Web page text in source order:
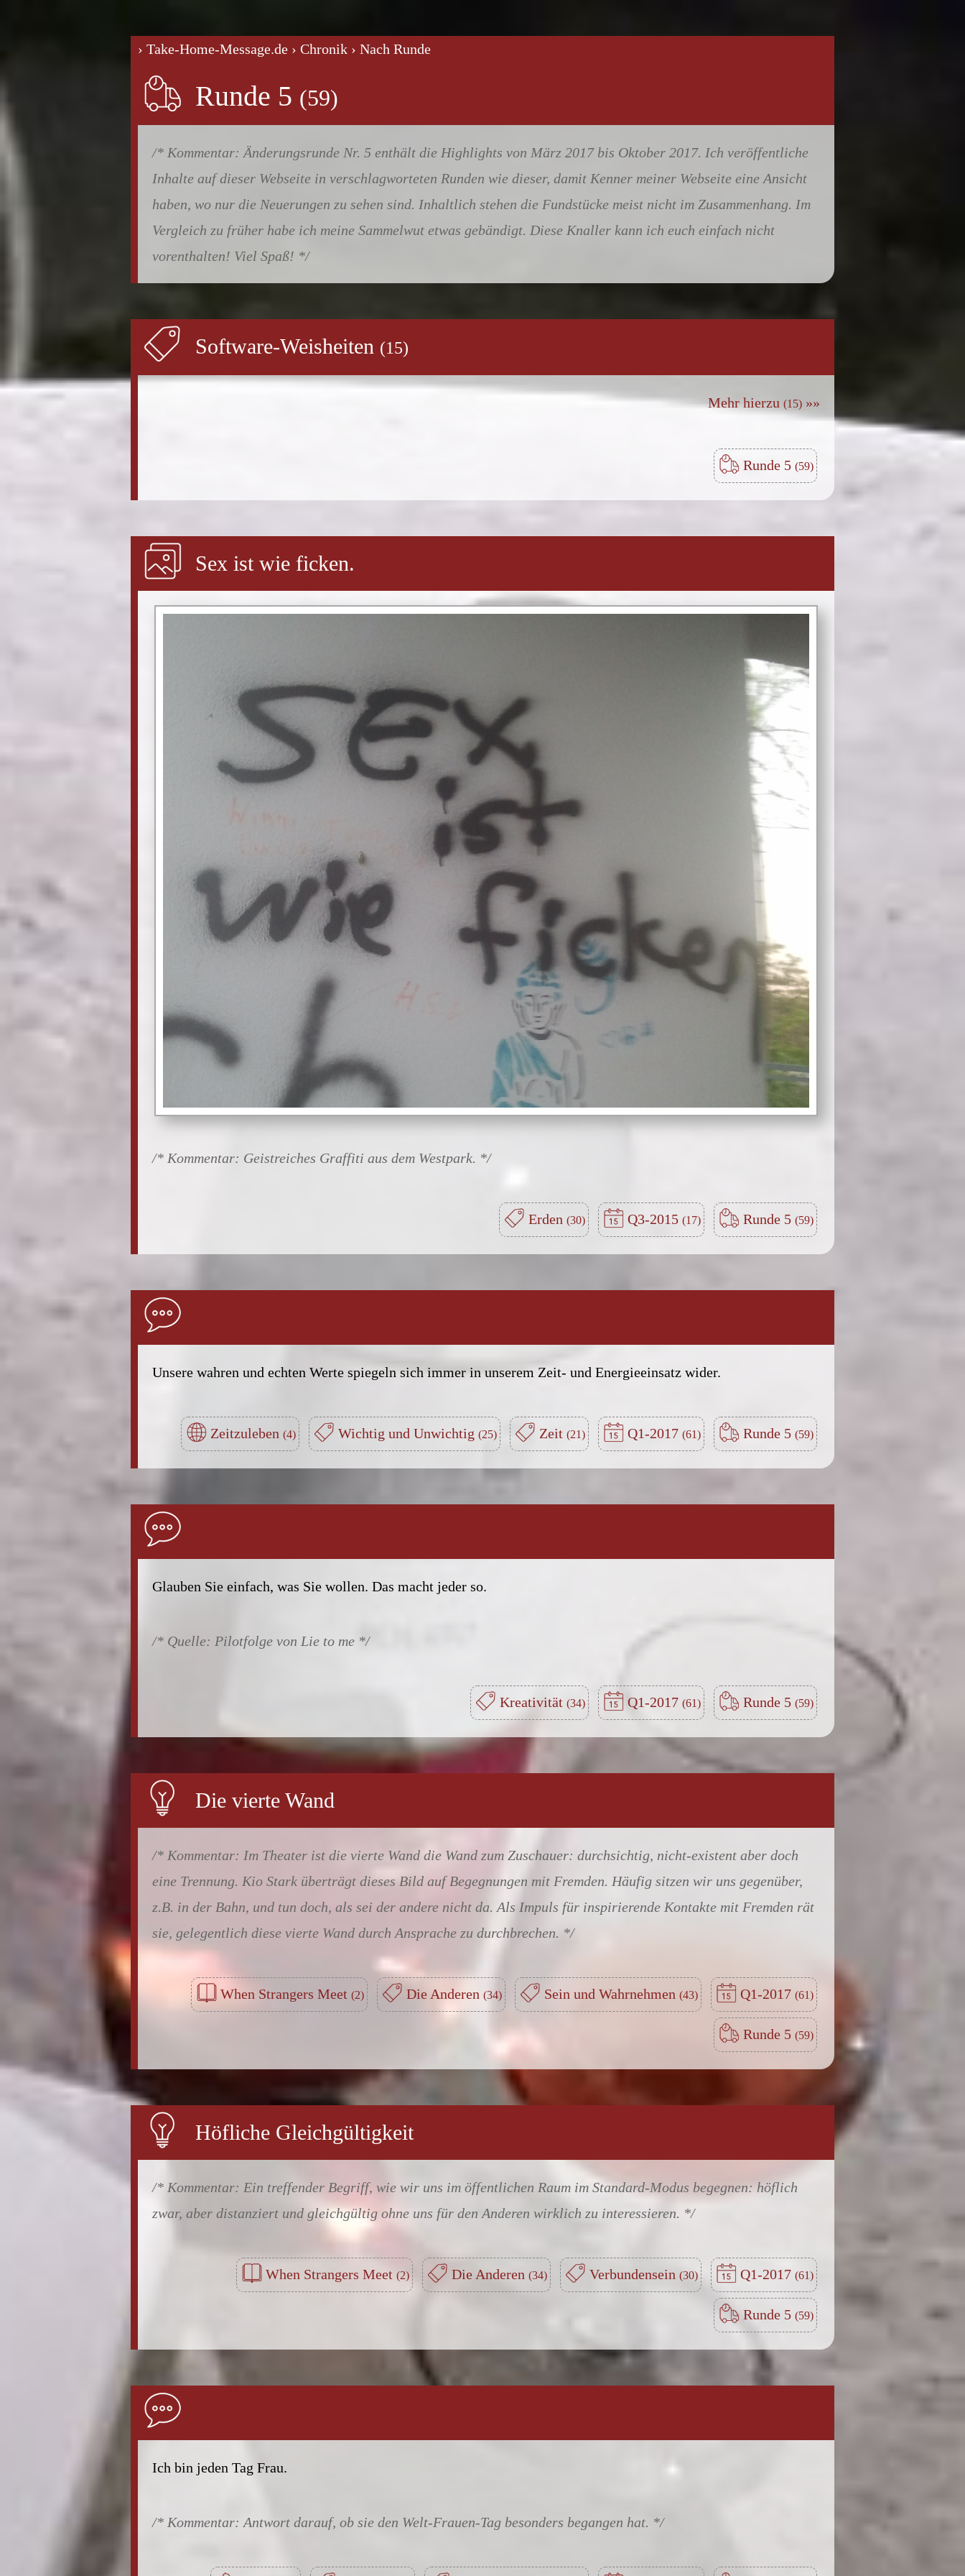
› Take-Home-Message.de › Chronik › Nach Runde
Runde 5
Änderungsrunde Nr. 5 enthält die Highlights von März 2017 bis Oktober 2017. Ich veröffentliche
Inhalte auf dieser Webseite in verschlagworteten Runden wie dieser, damit Kenner meiner Webseite eine Ansicht
haben, wo nur die Neuerungen zu sehen sind. Inhaltlich stehen die Fundstücke meist nicht im Zusammenhang. Im
Vergleich zu früher habe ich meine Sammelwut etwas gebändigt. Diese Knaller kann ich euch einfach nicht
vorenthalten! Viel Spaß!
Software-Weisheiten
Mehr hierzu »»
Runde 5
Sex ist wie ficken.
Geistreiches Graffiti aus dem Westpark.
Erden Q3-2015 Runde 5
Unsere wahren und echten Werte spiegeln sich immer in unserem Zeit- und Energieeinsatz wider.
Zeitzuleben Wichtig und Unwichtig Zeit Q1-2017 Runde 5
Glauben Sie einfach, was Sie wollen. Das macht jeder so.
Pilotfolge von Lie to me
Kreativität Q1-2017 Runde 5
Die vierte Wand
Im Theater ist die vierte Wand die Wand zum Zuschauer: durchsichtig, nicht-existent aber doch
eine Trennung. Kio Stark überträgt dieses Bild auf Begegnungen mit Fremden. Häufig sitzen wir uns gegenüber,
z.B. in der Bahn, und tun doch, als sei der andere nicht da. Als Impuls für inspirierende Kontakte mit Fremden rät
sie, gelegentlich diese vierte Wand durch Ansprache zu durchbrechen.
When Strangers Meet Die Anderen Sein und Wahrnehmen Q1-2017
Runde 5
Höfliche Gleichgültigkeit
Ein treffender Begriff, wie wir uns im öffentlichen Raum im Standard-Modus begegnen: höflich
zwar, aber distanziert und gleichgültig ohne uns für den Anderen wirklich zu interessieren.
When Strangers Meet Die Anderen Verbundensein Q1-2017
Runde 5
Ich bin jeden Tag Frau.
Antwort darauf, ob sie den Welt-Frauen-Tag besonders begangen hat.